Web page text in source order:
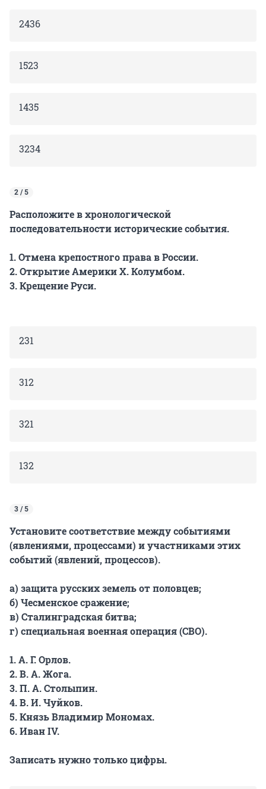
2436
1523
1435
3234
2 / 5
Расположите в хронологической
последовательности исторические события.
1. Отмена крепостного права в России.
2. Открытие Америки Х. Колумбом.
3. Крещение Руси.
231
312
321
132
3 / 5
Установите соответствие между событиями
(явлениями, процессами) и участниками этих
событий (явлений, процессов).
а) защита русских земель от половцев;
б) Чесменское сражение;
в) Сталинградская битва;
г) специальная военная операция (СВО).
1. А. Г. Орлов.
2. В. А. Жога.
3. П. А. Столыпин.
4. В. И. Чуйков.
5. Князь Владимир Мономах.
6. Иван IV.
Записать нужно только цифры.